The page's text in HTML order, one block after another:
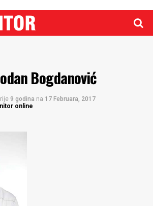
Bogdanović
9 godina na 17 Februara, 2017
online